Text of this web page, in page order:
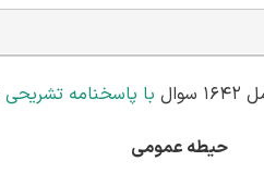
با پاسخنامه تشریحی
حیطه عمومی